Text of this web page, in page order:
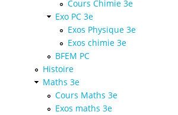
Cours Chimie 3e
Exo PC 3e
Exos Physique 3e
Exos chimie 3e
BFEM PC
Histoire
Maths 3e
Cours Maths 3e
Exos maths 3e